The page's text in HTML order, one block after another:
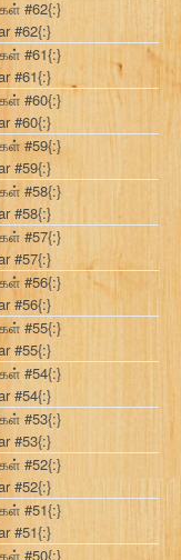
#62{:}
#62{:}
#61{:}
#61{:}
#60{:}
#60{:}
#59{:}
#59{:}
#58{:}
#58{:}
#57{:}
#57{:}
#56{:}
#56{:}
#55{:}
#55{:}
#54{:}
#54{:}
#53{:}
#53{:}
#52{:}
#52{:}
#51{:}
#51{:}
#50{:}